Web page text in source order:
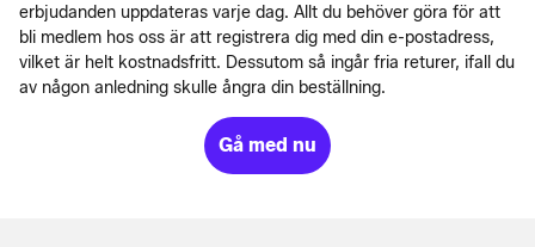
erbjudanden uppdateras varje dag. Allt du behöver göra för att
bli medlem hos oss är att registrera dig med din e-postadress,
vilket är helt kostnadsfritt. Dessutom så ingår fria returer, ifall du
av någon anledning skulle ångra din beställning.
Gå med nu